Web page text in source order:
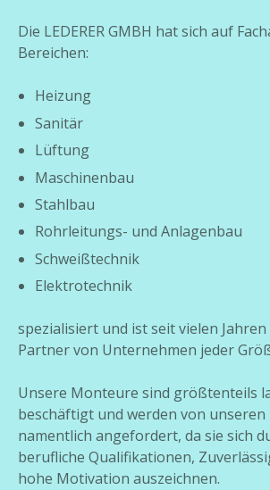
Die LEDERER GMBH hat sich auf
Bereichen:
Heizung
Sanitär
Lüftung
Maschinenbau
Stahlbau
Rohrleitungs- und Anlagenbau
Schweißtechnik
Elektrotechnik
spezialisiert und ist seit vielen
Partner von Unternehmen jeder
Unsere Monteure sind größtenteils
beschäftigt und werden von
namentlich angefordert, da sie sich
berufliche Qualifikationen,
hohe Motivation auszeichnen.